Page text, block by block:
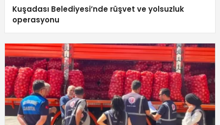
Kuşadası Belediyesi’nde rüşvet ve yolsuzluk
operasyonu